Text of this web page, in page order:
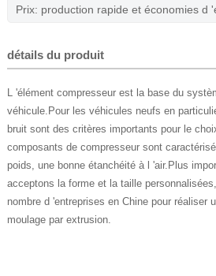
Prix: production rapide et économies d
détails du produit
L 'élément compresseur est la base du
véhicule.Pour les véhicules neufs en
bruit sont des critères importants pour le
composants de compresseur sont
poids, une bonne étanchéité à l 'air.Plus
acceptons la forme et la taille
nombre d 'entreprises en Chine pour réaliser
moulage par extrusion.